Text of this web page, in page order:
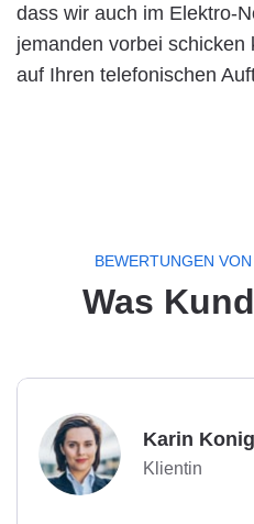
dass wir auch im Elektro-
jemanden vorbei
auf Ihren telefonischen
BEWERTUNGEN
Was
Karin Konig
Klientin